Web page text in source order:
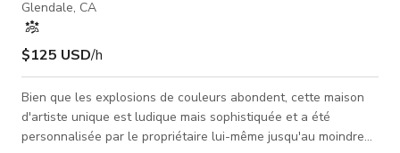
Glendale, CA
$125 USD/h
Bien que les explosions de couleurs abondent, cette maison
d'artiste unique est ludique mais sophistiquée et a été
personnalisée par le propriétaire lui-même jusqu'au moindre